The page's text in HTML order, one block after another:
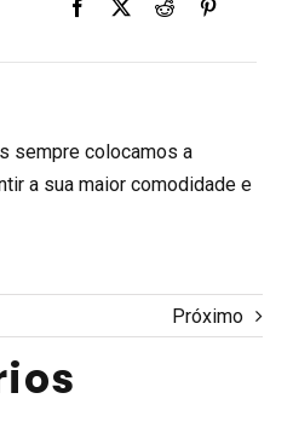
sempre colocamos a
a sua maior comodidade e
Próximo